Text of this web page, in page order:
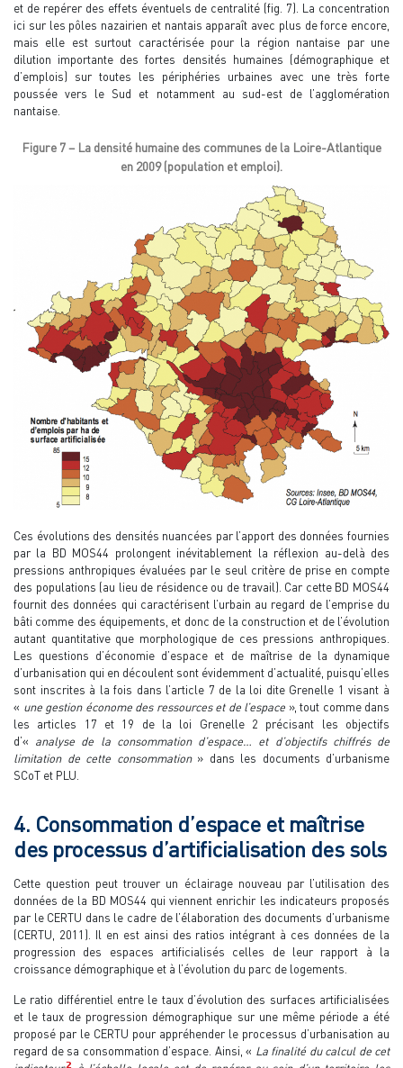
et de repérer des effets éventuels de centralité (fig. 7). La concentration
ici sur les pôles nazairien et nantais apparaît avec plus de force encore,
mais elle est surtout caractérisée pour la région nantaise par une
dilution importante des fortes densités humaines (démographique et
d’emplois) sur toutes les périphéries urbaines avec une très forte
poussée vers le Sud et notamment au sud-est de l’agglomération
nantaise.
Figure 7 – La densité humaine des communes de la Loire-Atlantique
en 2009 (population et emploi).
Ces évolutions des densités nuancées par l’apport des données fournies
par la BD MOS44 prolongent inévitablement la réflexion au-delà des
pressions anthropiques évaluées par le seul critère de prise en compte
des populations (au lieu de résidence ou de travail). Car cette BD MOS44
fournit des données qui caractérisent l’urbain au regard de l’emprise du
bâti comme des équipements, et donc de la construction et de l’évolution
autant quantitative que morphologique de ces pressions anthropiques.
Les questions d’économie d’espace et de maîtrise de la dynamique
d’urbanisation qui en découlent sont évidemment d’actualité, puisqu’elles
sont inscrites à la fois dans l’article 7 de la loi dite Grenelle 1 visant à
« une gestion économe des ressources et de l’espace », tout comme dans
les articles 17 et 19 de la loi Grenelle 2 précisant les objectifs
d’« analyse de la consommation d’espace… et d’objectifs chiffrés de
limitation de cette consommation» dans les documents d’urbanisme
SCoT et PLU.
4. Consommation d’espace et maîtrise
des processus d’artificialisation des sols
Cette question peut trouver un éclairage nouveau par l’utilisation des
données de la BD MOS44 qui viennent enrichir les indicateurs proposés
par le CERTU dans le cadre de l’élaboration des documents d’urbanisme
(CERTU, 2011). Il en est ainsi des ratios intégrant à ces données de la
progression des espaces artificialisés celles de leur rapport à la
croissance démographique et à l’évolution du parc de logements.
Le ratio différentiel entre le taux d’évolution des surfaces artificialisées
et le taux de progression démographique sur une même période a été
proposé par le CERTU pour appréhender le processus d’urbanisation au
regard de sa consommation d’espace. Ainsi, « La finalité du calcul de cet
2